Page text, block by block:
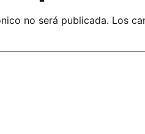
no será publicada. Los